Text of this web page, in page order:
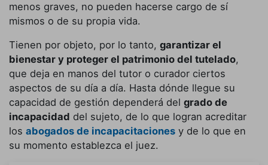
menos graves, no pueden hacerse cargo de sí
mismos o de su propia vida.
Tienen por objeto, por lo tanto, garantizar el
bienestar y proteger el patrimonio del tutelado,
que deja en manos del tutor o curador ciertos
aspectos de su día a día. Hasta dónde llegue su
capacidad de gestión dependerá del grado de
incapacidad del sujeto, de lo que logran acreditar
los abogados de incapacitaciones y de lo que en
su momento establezca el juez.